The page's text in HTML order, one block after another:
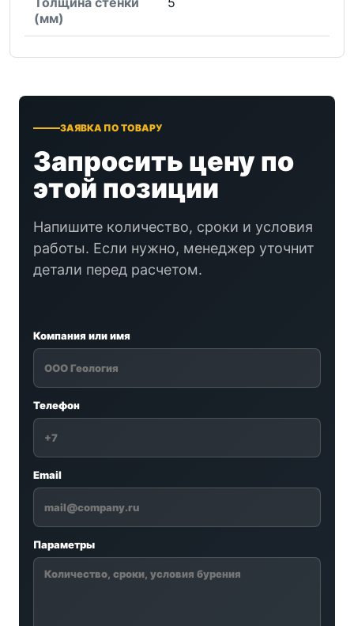
(мм)
ЗАЯВКА ПО ТОВАРУ
Запросить цену по
этой позиции
Напишите количество, сроки и условия
работы. Если нужно, менеджер уточнит
детали перед расчетом.
Компания или имя
Телефон
Email
Параметры